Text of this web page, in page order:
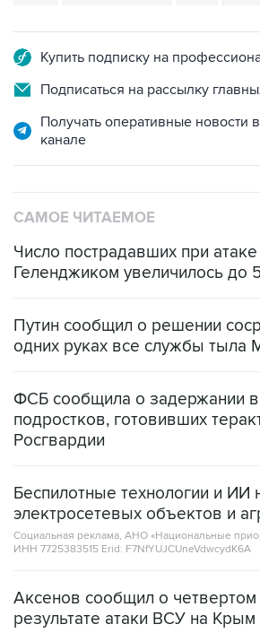
Купить подписку на
Подписаться на рассылку
Получать оперативные новости
канале
САМОЕ ЧИТАЕМОЕ
Число пострадавших при
Геленджиком увеличилось до
Путин сообщил о решении
одних руках все службы тыла
ФСБ сообщила о задержании
подростков, готовивших
Росгвардии
Беспилотные технологии и ИИ
электросетевых объектов и
Социальная реклама, АНО «Национальные
ИНН 7725383515 Erid: F7NfYUJCUneVdwcydK6A
Аксенов сообщил о
результате атаки ВСУ на Крым